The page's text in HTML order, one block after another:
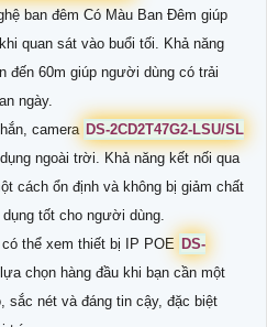
ban đêm Có Màu Ban Ðêm giúp
quan sát vào buổi tối. Khả năng
đến 60m giúp người dùng có trải
ngày.
camera DS-2CD2T47G2-LSU/SL
ngoài trời. Khả năng kết nối qua
cách ổn định và không bị giảm chất
tốt cho người dùng.
thể xem thiết bị IP POE DS-
chọn hàng đầu khi bạn cần một
sắc nét và đáng tin cậy, đặc biệt